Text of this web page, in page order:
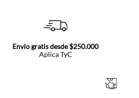
Envío gratis desde $250.000
Aplica TyC